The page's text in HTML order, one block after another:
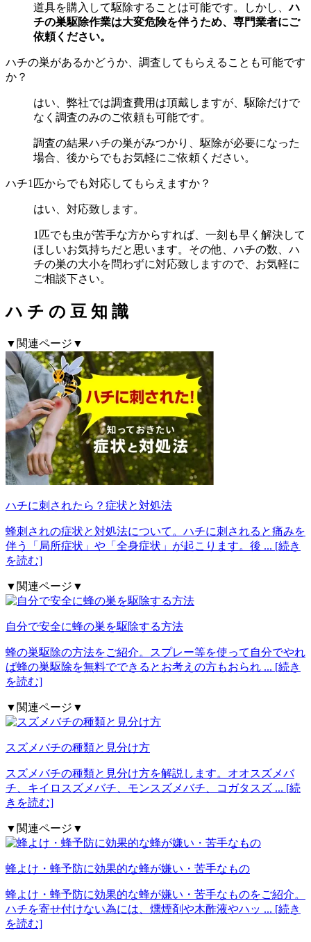
道具を購入して駆除することは可能です。しかし、ハ
チの巣駆除作業は大変危険を伴うため、専門業者にご
依頼ください。
ハチの巣があるかどうか、調査してもらえることも可能です
か？
はい、弊社では調査費用は頂戴しますが、駆除だけで
なく調査のみのご依頼も可能です。
調査の結果ハチの巣がみつかり、駆除が必要になった
場合、後からでもお気軽にご依頼ください。
ハチ1匹からでも対応してもらえますか？
はい、対応致します。
1匹でも虫が苦手な方からすれば、一刻も早く解決して
ほしいお気持ちだと思います。その他、ハチの数、ハ
チの巣の大小を問わずに対応致しますので、お気軽に
ご相談下さい。
ハ チ の 豆 知 識
▼関連ページ▼
ハチに刺されたら？症状と対処法
蜂刺されの症状と対処法について。ハチに刺されると痛みを
伴う「局所症状」や「全身症状」が起こります。後 ... [続き
を読む]
▼関連ページ▼
自分で安全に蜂の巣を駆除する方法
蜂の巣駆除の方法をご紹介。スプレー等を使って自分でやれ
ば蜂の巣駆除を無料でできるとお考えの方もおられ ... [続き
を読む]
▼関連ページ▼
スズメバチの種類と見分け方
スズメバチの種類と見分け方を解説します。オオスズメバ
チ、キイロスズメバチ、モンスズメバチ、コガタスズ ... [続
きを読む]
▼関連ページ▼
蜂よけ・蜂予防に効果的な蜂が嫌い・苦手なもの
蜂よけ・蜂予防に効果的な蜂が嫌い・苦手なものをご紹介。
ハチを寄せ付けない為には、燻煙剤や木酢液やハッ ... [続き
を読む]